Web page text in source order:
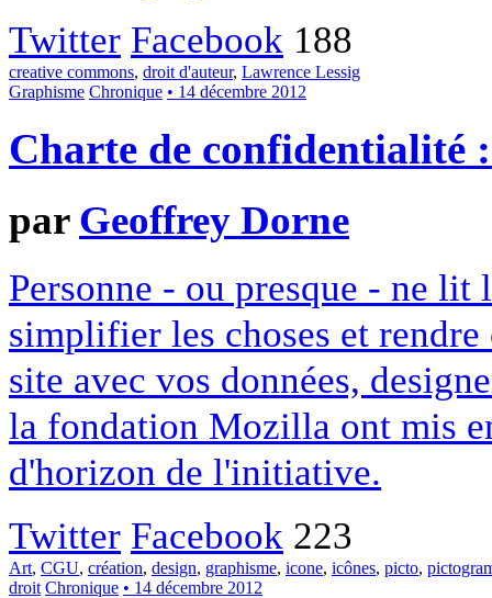
Twitter Facebook 188
creative commons, droit d'auteur, Lawrence Lessig
Graphisme Chronique • 14 décembre 2012
Charte de confidentialité
par Geoffrey Dorne
Personne - ou presque - ne
simplifier les choses et
site avec vos données,
la fondation Mozilla ont mis
d'horizon de l'initiative.
Twitter Facebook 223
Art, CGU, création, design, graphisme, icone, icônes, picto,
droit Chronique • 14 décembre 2012